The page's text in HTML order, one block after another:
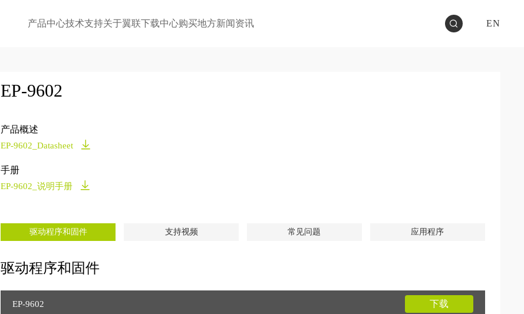
产品中心技术支持关于翼联下载中心购买地方新闻资讯 EN
EP-9602
产品概述
EP-9602_Datasheet
手册
EP-9602_说明手册
驱动程序和固件 支持视频 常见问题 应用程序
驱动程序和固件
EP-9602 下载